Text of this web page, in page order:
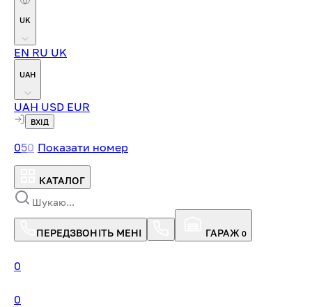
UK
EN RU UK
UAH
UAH USD EUR
ВХІД
050 Показати номер
КАТАЛОГ
ПЕРЕДЗВОНІТЬ МЕНІ ГАРАЖ 0
0
0